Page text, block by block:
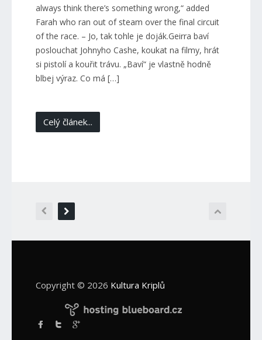
always think there’s something wrong,“ added
Farah who ran out of steam over the final circuit
of the race. – Jo, tak tohle je doják.Geirra baví
poslouchat Johnyho Cashe, koukat na filmy, hrát
si pistolí a kouřit trávu. „Baví“ je vlastně hodně
blbej výraz. Co má […]
Celý článek...
Copyright © 2026 Kultura Kriplů